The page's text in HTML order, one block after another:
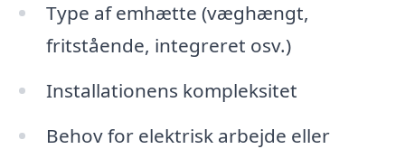
Type af emhætte (væghængt,
fritstående, integreret osv.)
Installationens kompleksitet
Behov for elektrisk arbejde eller